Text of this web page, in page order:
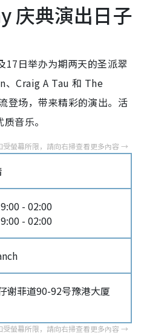
庆典演出日子
17日举办为期两天的圣派翠
、Craig A Tau 和 The
登场，带来精彩的演出。活
音乐。
- 02:00
- 02:00
谢菲道90-92号豫港大厦